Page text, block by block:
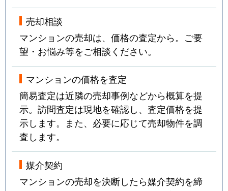
昭和町
1,800万円
北仙台
昭和町
3,200万円
北山(宮城)
台原
3,400万円
台原
1,300万円
台原
台原
台原
台原森林公園
2,000万円 台原
売却相談
マンションの売却は、価格の査定から。ご要
望・お悩み等をご相談ください。
マンションの価格を査定
簡易査定は近隣の売却事例などから概算を提
示。訪問査定は現地を確認し、査定価格を提
示します。また、必要に応じて売却物件を調
査します。
媒介契約
マンションの売却を決断したら媒介契約を締